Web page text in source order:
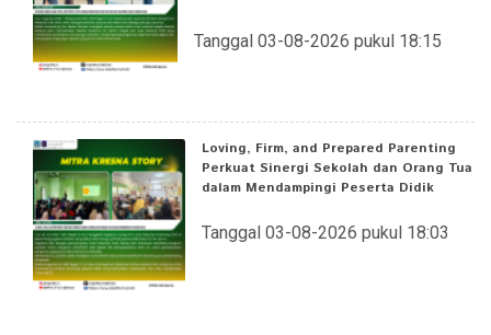
Tanggal 03-08-2026 pukul 18:15
Loving, Firm, and Prepared Parenting
Perkuat Sinergi Sekolah dan Orang Tua
dalam Mendampingi Peserta Didik
Tanggal 03-08-2026 pukul 18:03